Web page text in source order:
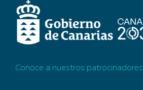
Conoce a nuestros patrocinadores